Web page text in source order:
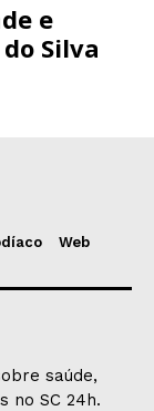
e
Silva
Web
saúde,
no SC 24h.